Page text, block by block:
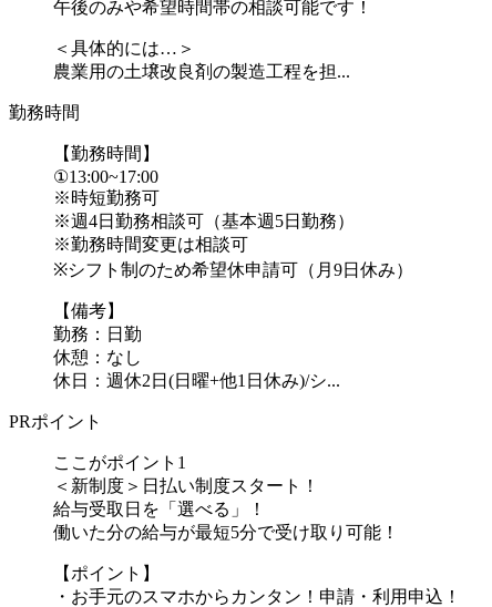
午後のみや希望時間帯の相談可能です！
＜具体的には…＞
農業用の土壌改良剤の製造工程を担...
勤務時間
【勤務時間】
①13:00~17:00
※時短勤務可
※週4日勤務相談可（基本週5日勤務）
※勤務時間変更は相談可
※シフト制のため希望休申請可（月9日休み）
【備考】
勤務：日勤
休憩：なし
休日：週休2日(日曜+他1日休み)/シ...
PRポイント
ここがポイント1
＜新制度＞日払い制度スタート！
給与受取日を「選べる」！
働いた分の給与が最短5分で受け取り可能！
【ポイント】
・お手元のスマホからカンタン！申請・利用申込！